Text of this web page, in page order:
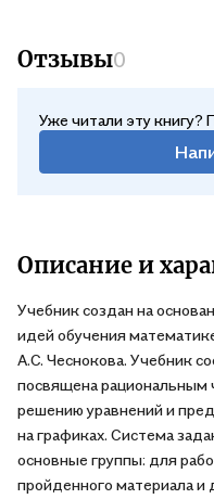
Отзывы0
Уже читали эту
Описание и
Учебник создан на
идей обучения
А.С. Чеснокова. Учебник
посвящена рациональным
решению уравнений и
на графиках. Система
основные группы: для
пройденного материала